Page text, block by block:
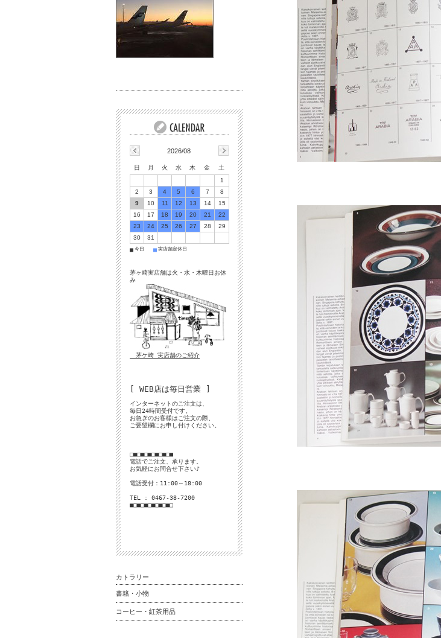
2026/08
日 月 火 水 木 金
土
1
2
3 4 5 6 7
8
9
10 11 12 13 14
15
16
17 18 19 20 21
22
23
24 25 26 27 28
29
30
31
■ 今日 ■ 実店舗定休日
茅ヶ崎実店舗は火・水・木曜日お休
み
茅ケ崎 実店舗のご紹介
[ WEB店は毎日営業 ]
インターネットのご注文は、
毎日24時間受付です。
お急ぎのお客様はご注文の際、
ご要望欄にお申し付けください。
□■□■□■□■□■□■
電話でご注文、承ります。
お気軽にお問合せ下さい♪
電話受付：11:00～18:00
TEL : 0467-38-7200
■□■□■□■□■□■□
カトラリー
書籍・小物
コーヒー・紅茶用品